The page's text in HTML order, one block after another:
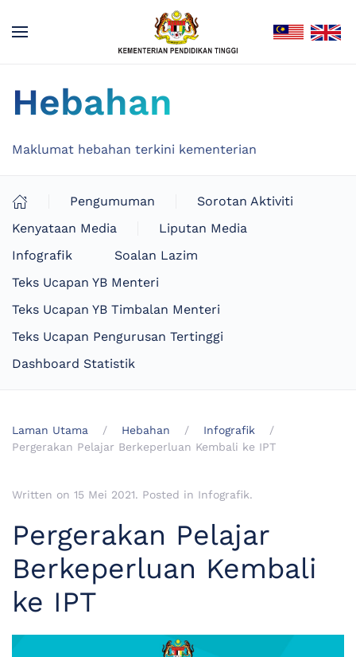
Hebahan
Maklumat hebahan terkini kementerian
Pengumuman
Sorotan Aktiviti
Kenyataan Media
Liputan Media
Infografik
Soalan Lazim
Teks Ucapan YB Menteri
Teks Ucapan YB Timbalan Menteri
Teks Ucapan Pengurusan Tertinggi
Dashboard Statistik
Laman Utama Hebahan
Infografik
Pergerakan Pelajar Berkeperluan Kembali ke IPT
Written on 15 Mei 2021. Posted in Infografik.
Pergerakan Pelajar
Berkeperluan Kembali
ke IPT